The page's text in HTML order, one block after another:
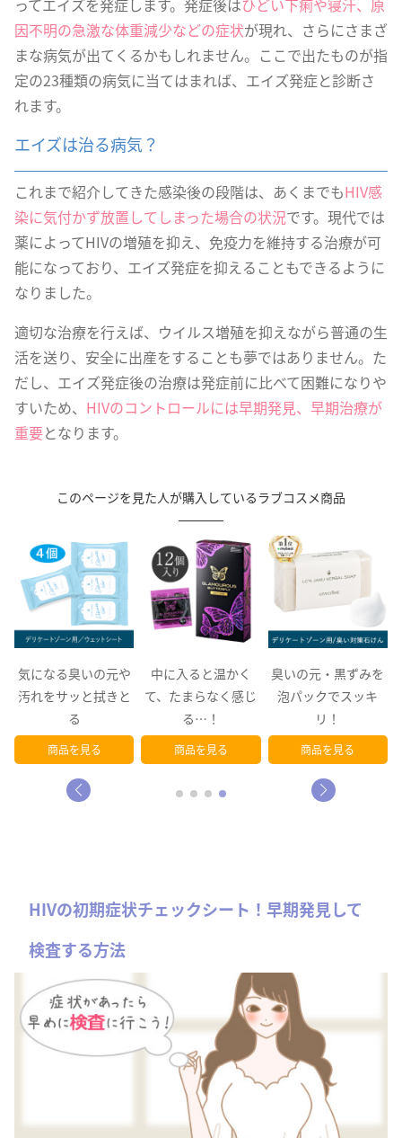
ってエイズを発症します。発症後はひどい下痢や寝汗、原
因不明の急激な体重減少などの症状が現れ、さらにさまざ
まな病気が出てくるかもしれません。ここで出たものが指
定の23種類の病気に当てはまれば、エイズ発症と診断さ
れます。
エイズは治る病気？
これまで紹介してきた感染後の段階は、あくまでもHIV感
染に気付かず放置してしまった場合の状況です。現代では
薬によってHIVの増殖を抑え、免疫力を維持する治療が可
能になっており、エイズ発症を抑えることもできるように
なりました。
適切な治療を行えば、ウイルス増殖を抑えながら普通の生
活を送り、安全に出産をすることも夢ではありません。た
だし、エイズ発症後の治療は発症前に比べて困難になりや
すいため、 HIVのコントロールには早期発見、早期治療が
重要となります。
このページを見た人が購入しているラブコスメ商品
中に入ると温かく
て、たまらなく感じ
る…！
商品を見る
臭いの元・黒ずみを
泡パックでスッキ
リ！
商品を見る
まるで着けてないよ
うな感覚！
商品を見る
HIVの初期症状チェックシート！早期発見して
検査する方法